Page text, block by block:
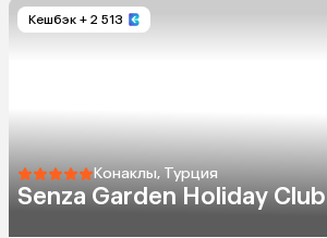
Кешбэк + 2 513
Конаклы, Турция
Senza Garden Holiday Club